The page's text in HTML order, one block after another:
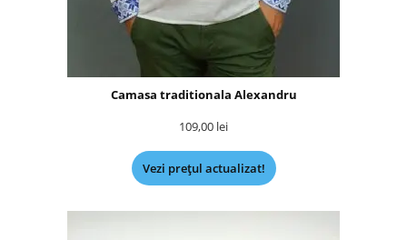
Camasa traditionala Alexandru
109,00 lei
Vezi prețul actualizat!